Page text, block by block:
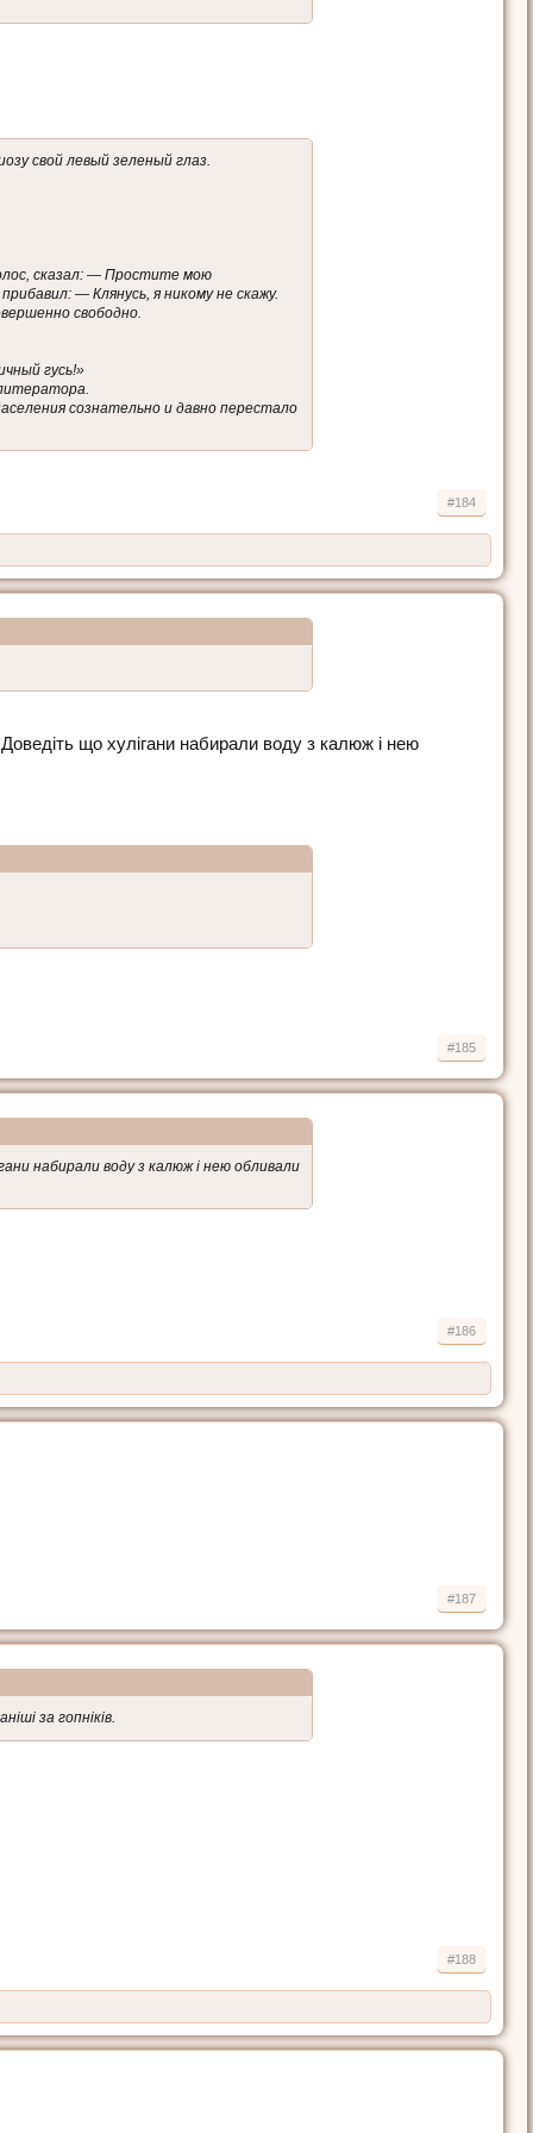
свой левый зеленый глаз.
сказал: — Простите мою
— Клянусь, я никому не скажу.
свободно.
гусь!»
сознательно и давно перестало
#184
що хулігани набирали воду з калюж і нею
#185
набирали воду з калюж і нею обливали
#186
#187
за гопніків.
#188